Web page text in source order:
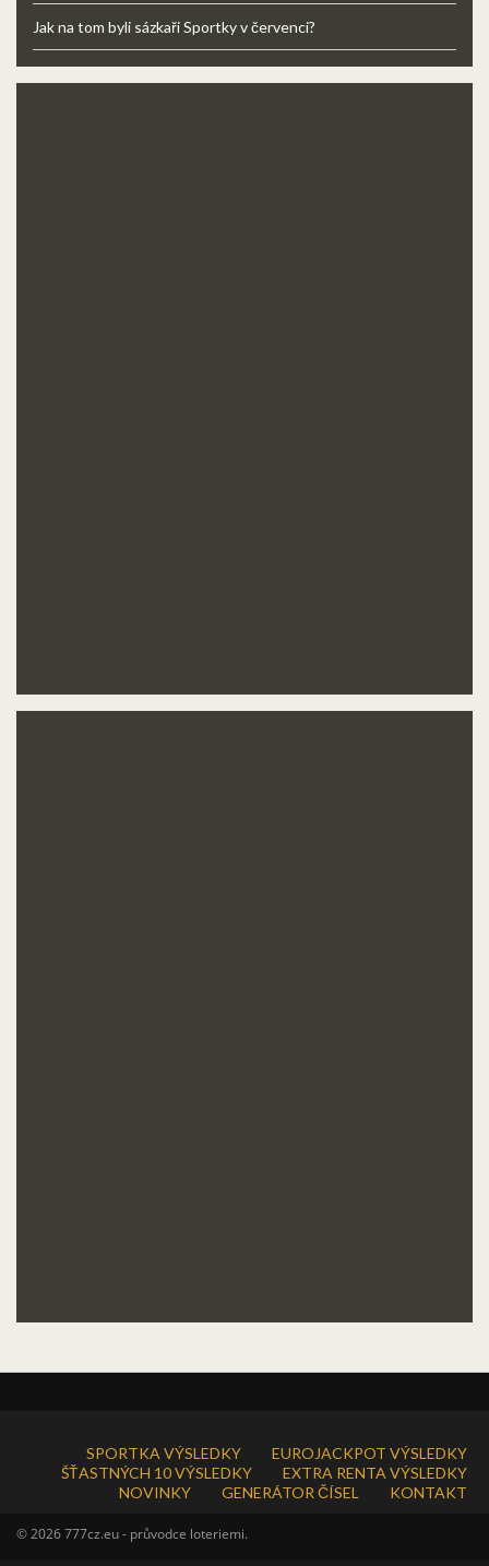
Jak na tom byli sázkaři Sportky v červenci?
SPORTKA VÝSLEDKY
EUROJACKPOT VÝSLEDKY
ŠŤASTNÝCH 10 VÝSLEDKY
EXTRA RENTA VÝSLEDKY
NOVINKY
GENERÁTOR ČÍSEL KONTAKT
© 2026 777cz.eu - průvodce loteriemi.